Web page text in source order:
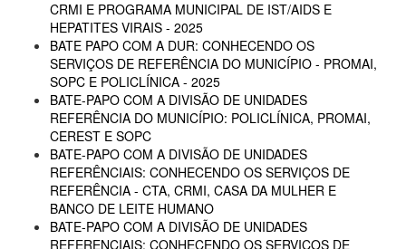
CRMI E PROGRAMA MUNICIPAL DE IST/AIDS E
HEPATITES VIRAIS - 2025
BATE PAPO COM A DUR: CONHECENDO OS
SERVIÇOS DE REFERÊNCIA DO MUNICÍPIO - PROMAI,
SOPC E POLICLÍNICA - 2025
BATE-PAPO COM A DIVISÃO DE UNIDADES
REFERÊNCIA DO MUNICÍPIO: POLICLÍNICA, PROMAI,
CEREST E SOPC
BATE-PAPO COM A DIVISÃO DE UNIDADES
REFERÊNCIAIS: CONHECENDO OS SERVIÇOS DE
REFERÊNCIA - CTA, CRMI, CASA DA MULHER E
BANCO DE LEITE HUMANO
BATE-PAPO COM A DIVISÃO DE UNIDADES
REFERENCIAIS: CONHECENDO OS SERVIÇOS DE